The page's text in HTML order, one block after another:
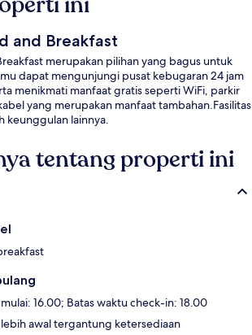
and Breakfast
merupakan pilihan yang bagus untuk
dapat mengunjungi pusat kebugaran 24 jam
menikmati manfaat gratis seperti WiFi, parkir
yang merupakan manfaat tambahan.Fasilitas
keunggulan lainnya.
tentang properti ini
16.00; Batas waktu check-in: 18.00
awal tergantung ketersediaan